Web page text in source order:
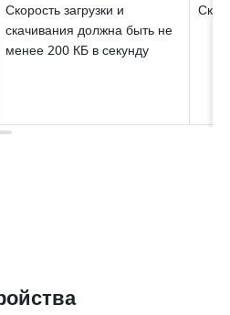
Скорость загрузки и
скачивания должна быть не
менее 200 КБ в секунду